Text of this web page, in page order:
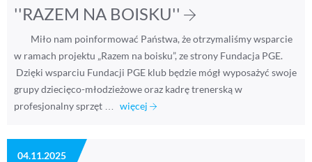
''RAZEM NA BOISKU''
Miło nam poinformować Państwa, że otrzymaliśmy wsparcie
w ramach projektu „Razem na boisku”, ze strony Fundacja PGE.
Dzięki wsparciu Fundacji PGE klub będzie mógł wyposażyć swoje
grupy dziecięco-młodzieżowe oraz kadrę trenerską w
profesjonalny sprzęt …
więcej
04.11.2025